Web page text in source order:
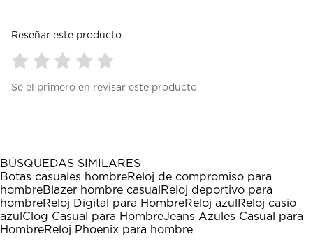
Reseñar este producto
para
1
estrella
Esta
acción
abrirá
el
formulario
para
estrellas.
Esta
acción
abrirá
el
formulario
para
estrellas.
Esta
acción
abrirá
el
formulario
para
estrellas.
Esta
acción
abrirá
el
formulario
para
estrellas.
Esta
acción
abrirá
el
formulario
Sé el primero en revisar este producto
BÚSQUEDAS SIMILARES
Botas casuales hombreReloj de compromiso para
hombreBlazer hombre casual Reloj deportivo para
hombreReloj Digital para HombreReloj azul Reloj casio
azul Clog Casual para HombreJeans Azules Casual para
HombreReloj Phoenix para hombre